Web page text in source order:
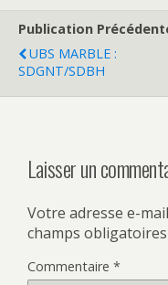
Publication
UBS MARBLE :
SDGNT/SDBH
Laisser un
Votre adresse e-
champs
Commentaire *